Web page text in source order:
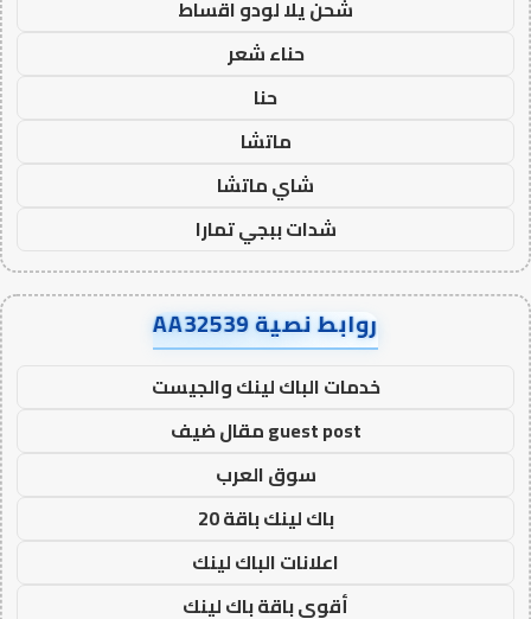
شحن يلا لودو اقساط
حناء شعر
حنا
ماتشا
شاي ماتشا
شدات ببجي تمارا
روابط نصية AA32539
خدمات الباك لينك والجيست
guest post مقال ضيف
سوق العرب
باك لينك باقة 20
اعلانات الباك لينك
أقوى باقة باك لينك